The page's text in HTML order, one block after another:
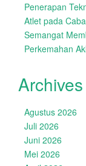
Penerapan
Atlet pada
Semangat
Perkemahan
Archives
Agustus 2026
Juli 2026
Juni 2026
Mei 2026